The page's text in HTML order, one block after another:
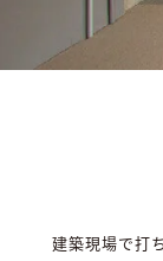
建築現場で打